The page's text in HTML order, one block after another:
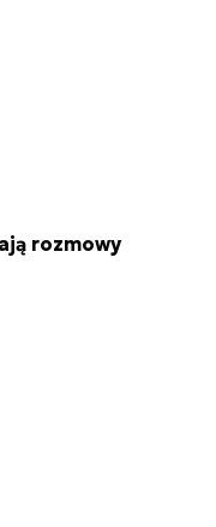
rozmowy